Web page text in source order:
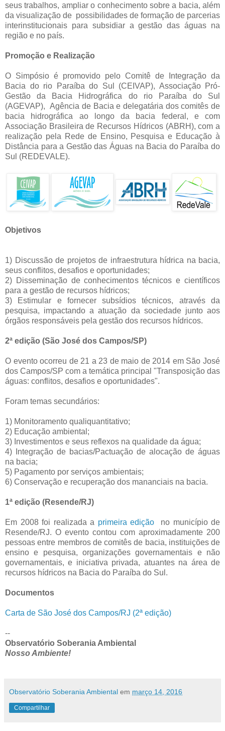
seus trabalhos, ampliar o conhecimento sobre a bacia, além
da visualização de possibilidades de formação de parcerias
interinstitucionais para subsidiar a gestão das águas na
região e no país.
Promoção e Realização
O Simpósio é promovido pelo Comitê de Integração da
Bacia do rio Paraíba do Sul (CEIVAP), Associação Pró-
Gestão da Bacia Hidrográfica do rio Paraíba do Sul
(AGEVAP), Agência de Bacia e delegatária dos comitês de
bacia hidrográfica ao longo da bacia federal, e com
Associação Brasileira de Recursos Hídricos (ABRH), com a
realização pela Rede de Ensino, Pesquisa e Educação à
Distância para a Gestão das Águas na Bacia do Paraíba do
Sul (REDEVALE).
Objetivos
1) Discussão de projetos de infraestrutura hídrica na bacia,
seus conflitos, desafios e oportunidades;
2) Disseminação de conhecimentos técnicos e científicos
para a gestão de recursos hídricos;
3) Estimular e fornecer subsídios técnicos, através da
pesquisa, impactando a atuação da sociedade junto aos
órgãos responsáveis pela gestão dos recursos hídricos.
2ª edição (São José dos Campos/SP)
O evento ocorreu de 21 a 23 de maio de 2014 em São José
dos Campos/SP com a temática principal "Transposição das
águas: conflitos, desafios e oportunidades".
Foram temas secundários:
1) Monitoramento qualiquantitativo;
2) Educação ambiental;
3) Investimentos e seus reflexos na qualidade da água;
4) Integração de bacias/Pactuação de alocação de águas
na bacia;
5) Pagamento por serviços ambientais;
6) Conservação e recuperação dos mananciais na bacia.
1ª edição (Resende/RJ)
Em 2008 foi realizada a primeira edição no município de
Resende/RJ. O evento contou com aproximadamente 200
pessoas entre membros de comitês de bacia, instituições de
ensino e pesquisa, organizações governamentais e não
governamentais, e iniciativa privada, atuantes na área de
recursos hídricos na Bacia do Paraíba do Sul.
Documentos
Carta de São José dos Campos/RJ (2ª edição)
--
Observatório Soberania Ambiental
Nosso Ambiente!
Observatório Soberania Ambiental em março 14, 2016
Compartilhar